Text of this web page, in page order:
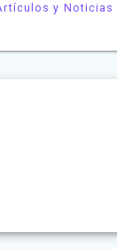
y Noticias